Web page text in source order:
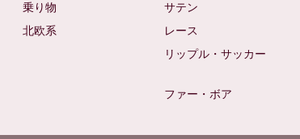
乗り物
北欧系
サテン
レース
リップル・サッカー
ファー・ボア